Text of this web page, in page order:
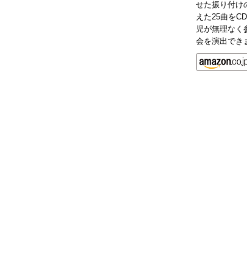
せた振り付け
えた25曲を
児が無理なく
会を演出でき